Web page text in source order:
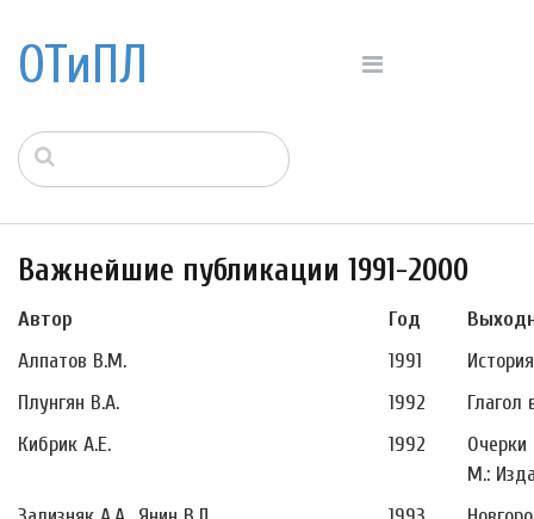
ОТиПЛ
Важнейшие публикации 1991-2000
Автор Год
Алпатов В.М.
1991
Плунгян В.А.
1992
Глагол
Кибрик А.Е.
1992
М.: